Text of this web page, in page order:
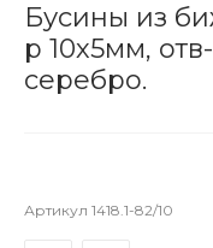
Бусины из
р 10х5мм,
серебро.
Артикул 1418.1-82/10